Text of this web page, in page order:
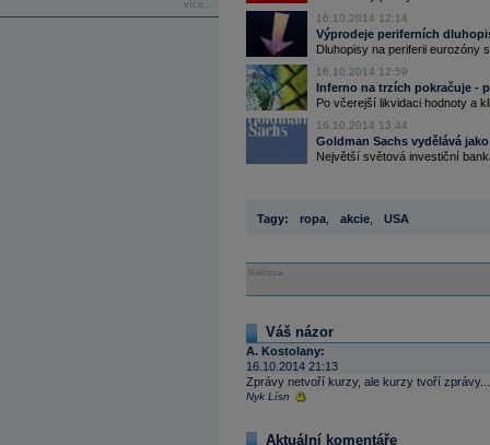
více...
16.10.2014 12:14
Výprodeje periferních
Dluhopisy na periferii eurozóny
16.10.2014 12:59
Inferno na trzích pokračuje -
Po včerejší likvidaci hodnoty a
16.10.2014 13:44
Goldman Sachs vydělává
Největší světová investiční
Tagy: ropa akcie USA
Reklama
Váš názor
A. Kostolany:
16.10.2014 21:13
Zprávy netvoří kurzy, ale kurzy tvoří zprávy...
Nyk Lísn
Aktuální komentáře